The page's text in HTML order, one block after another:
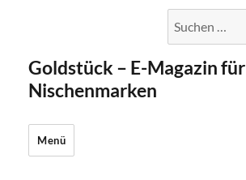
nach:
Goldstück – E-Magazin für
Nischenmarken
Menü